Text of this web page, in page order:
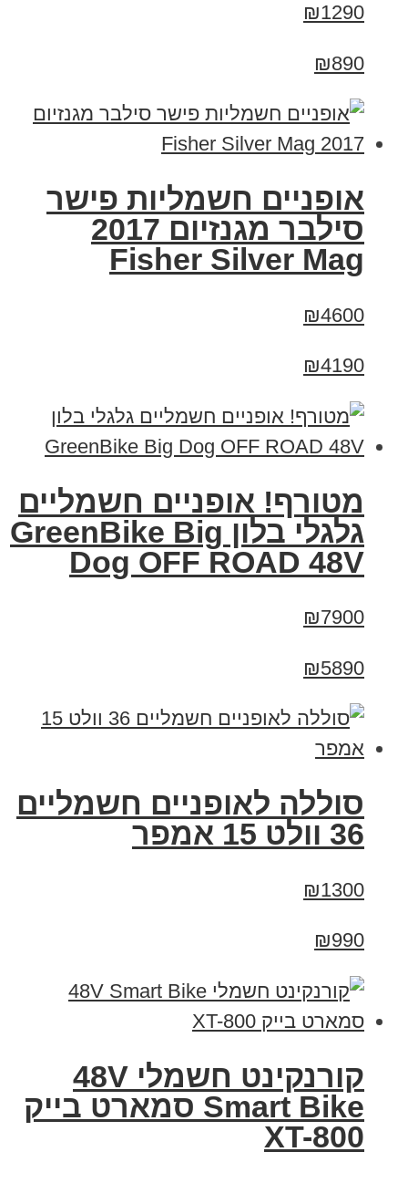
₪1290
₪890
אופניים חשמליות פישר
סילבר מגנזיום 2017
Fisher Silver Mag
₪4600
₪4190
מטורף! אופניים חשמליים
גלגלי בלון GreenBike Big
Dog OFF ROAD 48V
₪7900
₪5890
סוללה לאופניים חשמליים
36 וולט 15 אמפר
₪1300
₪990
קורנקינט חשמלי 48V
Smart Bike סמארט בייק
XT-800